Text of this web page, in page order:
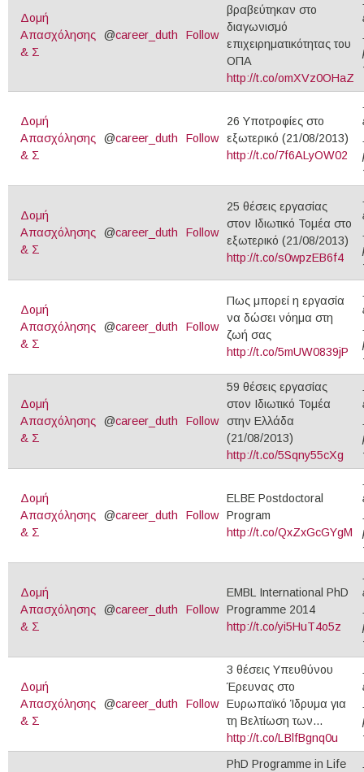
Δομή
Απασχόλησης
& Σ
@career_duth Follow
βραβεύτηκαν στο
διαγωνισμό
επιχειρηματικότητας του
ΟΠΑ
http://t.co/omXVz0OHaZ
Δομή
Απασχόλησης
& Σ
@career_duth Follow
26 Υποτροφίες στο
εξωτερικό (21/08/2013)
http://t.co/7f6ALyOW02
Δομή
Απασχόλησης
& Σ
@career_duth Follow
25 θέσεις εργασίας
στον Ιδιωτικό Τομέα στο
εξωτερικό (21/08/2013)
http://t.co/s0wpzEB6f4
Δομή
Απασχόλησης
& Σ
@career_duth Follow
Πως μπορεί η εργασία
να δώσει νόημα στη
ζωή σας
http://t.co/5mUW0839jP
Δομή
Απασχόλησης
& Σ
@career_duth Follow
59 θέσεις εργασίας
στον Ιδιωτικό Τομέα
στην Ελλάδα
(21/08/2013)
http://t.co/5Sqny55cXg
Δομή
Απασχόλησης
& Σ
@career_duth Follow
ELBE Postdoctoral
Program
http://t.co/QxZxGcGYgM
Δομή
Απασχόλησης
& Σ
@career_duth Follow
EMBL International PhD
Programme 2014
http://t.co/yi5HuT4o5z
Δομή
Απασχόλησης
& Σ
@career_duth Follow
3 θέσεις Yπευθύνου
Έρευνας στο
Ευρωπαϊκό Ίδρυμα για
τη Βελτίωση των...
http://t.co/LBlfBgnq0u
PhD Programme in Life